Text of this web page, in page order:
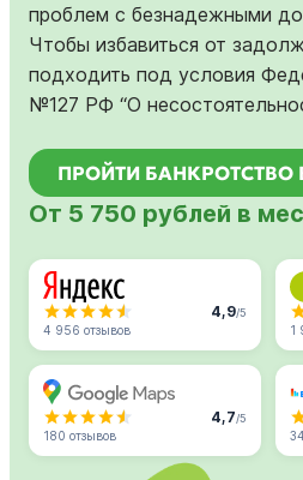
проблем с безнадежными
Чтобы избавиться от
подходить под условия
№127 РФ “О
ПРОЙТИ БАНКРОТСТВО
От 5 750 рублей в
4,9/5
4 956 отзывов 1
4,7/5
180 отзывов